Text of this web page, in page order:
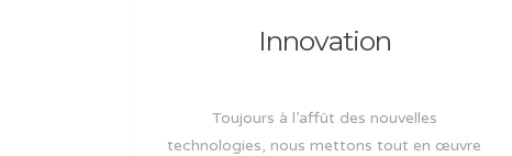
Innovation
Toujours à l’affût des nouvelles
technologies, nous mettons tout en œuvre